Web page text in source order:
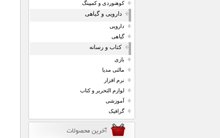
کوهنوردی و کمپینگ
دارویی و گیاهی
دارویی
گیاهی
کتاب و رسانه
بازی
مالتی مدیا
نرم افزار
لوازم التحریر و کتاب
آموزشی
گرافیک